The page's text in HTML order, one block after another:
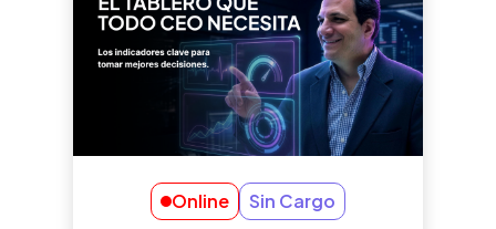
Online Sin Cargo